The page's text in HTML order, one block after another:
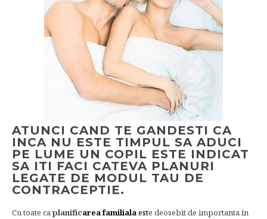
ATUNCI CAND TE GANDESTI CA
INCA NU ESTE TIMPUL SA ADUCI
PE LUME UN COPIL ESTE INDICAT
SA ITI FACI CATEVA PLANURI
LEGATE DE MODUL TAU DE
CONTRACEPTIE.
Cu toate caplanificareafamilialaeste deosebit de importanta in